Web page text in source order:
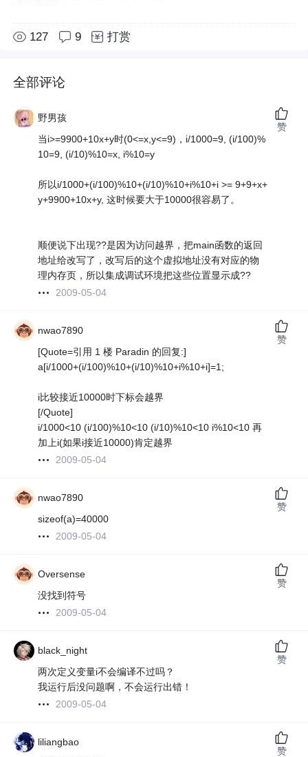
127 9 打赏
全部评论
野男孩
当i>=9900+10x+y时(0<=x,y<=9)，i/1000=9, (i/100)%
10=9, (i/10)%10=x, i%10=y
所以i/1000+(i/100)%10+(i/10)%10+i%10+i >= 9+9+x+
y+9900+10x+y, 这时候要大于10000很容易了。
顺便说下出现??是因为访问越界，把main函数的返回
地址给改写了，改写后的这个虚拟地址没有对应的物
理内存页，所以集成调试环境把这些位置显示成??
2009-05-04
赞
nwao7890
[Quote=引用 1 楼 Paradin 的回复:]
a[i/1000+(i/100)%10+(i/10)%10+i%10+i]=1;
i比较接近10000时下标会越界
[/Quote]
i/1000<10 (i/100)%10<10 (i/10)%10<10 i%10<10 再
加上i(如果i接近10000)肯定越界
2009-05-04
赞
nwao7890
sizeof(a)=40000
2009-05-04
赞
Oversense
没找到符号
2009-05-04
赞
black_night
两次定义变量i不会编译不过吗？
我运行后没问题啊，不会运行出错！
2009-05-04
赞
liliangbao
赞